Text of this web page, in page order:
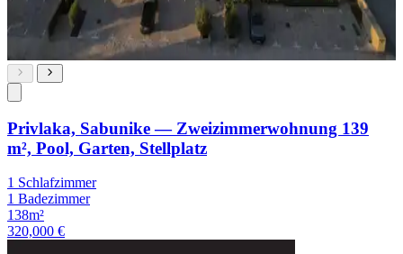
Privlaka, Sabunike — Zweizimmerwohnung 139
m², Pool, Garten, Stellplatz
1 Schlafzimmer
1 Badezimmer
138m²
320,000 €